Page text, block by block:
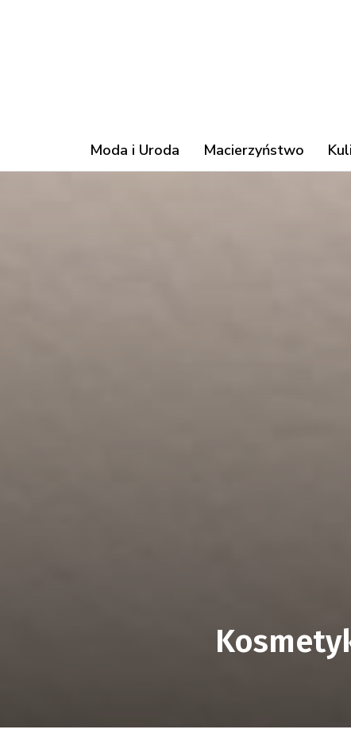
Moda i Uroda Macierzyństwo